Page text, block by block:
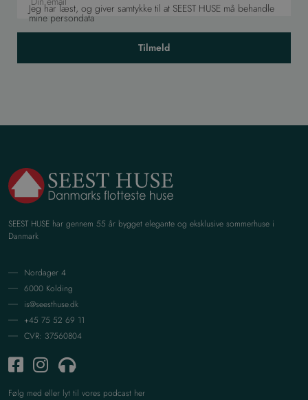
Jeg har læst, og giver samtykke til at SEEST HUSE må behandle
mine persondata
Tilmeld
SEEST HUSE har gennem 55 år bygget elegante og eksklusive sommerhuse i
Danmark
Nordager 4
6000 Kolding
is@seesthuse.dk
+45 75 52 69 11
CVR: 37560804
Følg med eller lyt til vores podcast her